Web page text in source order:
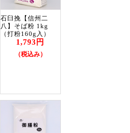
石臼挽【信州二
八】そば粉 1kg
（打粉160g入）
1,793円
（税込み）